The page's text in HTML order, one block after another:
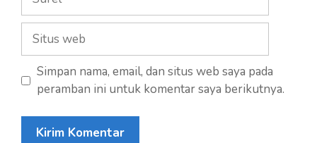
Situs
web
Simpan nama, email, dan situs web saya pada
peramban ini untuk komentar saya berikutnya.